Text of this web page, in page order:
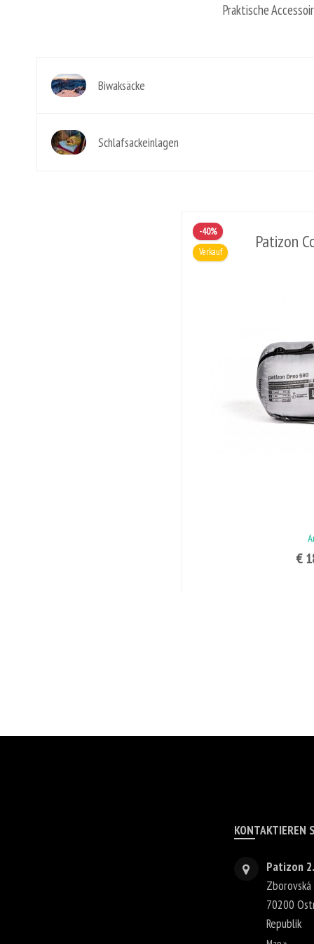
Praktische
Biwaksäcke
Schlafsackeinlagen
-40%
Verkauf
Patizon
€
KONTAKTIEREN
Patizon
70200
Republik